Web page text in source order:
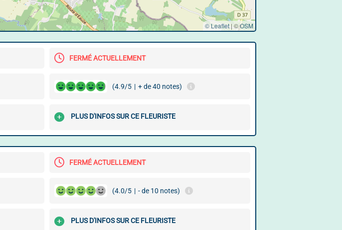
© Leaflet|©OSM
FERMÉ ACTUELLEMENT
(4.9/5 | + de 40 notes)
PLUS D'INFOS SUR CE FLEURISTE
FERMÉ ACTUELLEMENT
(4.0/5 | - de 10 notes)
PLUS D'INFOS SUR CE FLEURISTE